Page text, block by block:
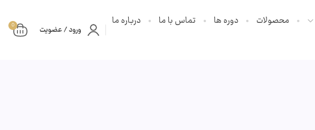
محصولات دوره ها تماس با ما درباره ما
ورود / عضویت 0